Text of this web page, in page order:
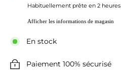
Habituellement prête en 2 heures
Afficher les informations de magasin
En stock
Paiement 100% sécurisé